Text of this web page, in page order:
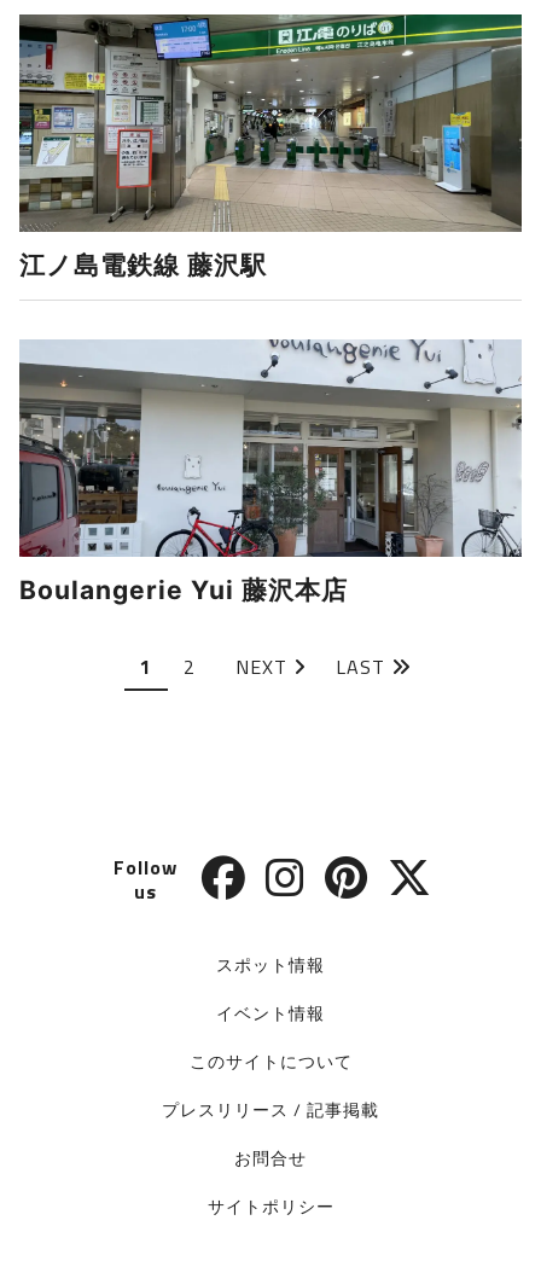
江ノ島電鉄線 藤沢駅
Boulangerie Yui 藤沢本店
1 2 NEXT LAST
Follow
us
スポット情報
イベント情報
このサイトについて
プレスリリース / 記事掲載
お問合せ
サイトポリシー